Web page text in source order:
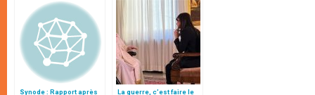
Synode : Rapport après La guerre, c’est faire le